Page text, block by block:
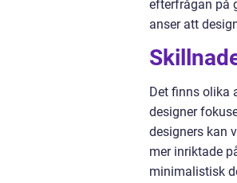
efterfrågan på
anser att
Det finns olika
designer
designers kan
mer inriktade
minimalistisk